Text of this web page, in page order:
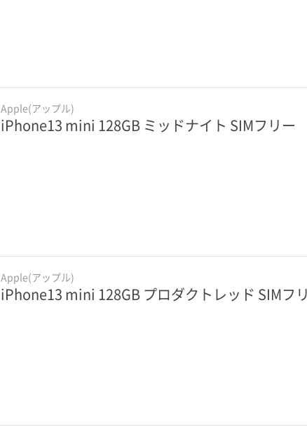
Apple(アップル)
iPhone13 mini 128GB ミッドナイト SIMフリー
Apple(アップル)
iPhone13 mini 128GB プロダクトレッド SIMフ